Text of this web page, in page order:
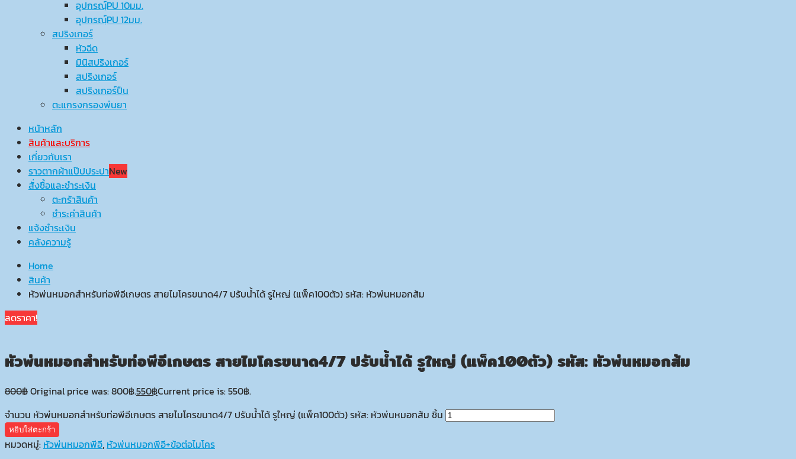
อุปกรณ์ฺPU 10มม.
อุปกรณ์ฺPU 12มม.
สปริงเกอร์
หัวฉีด
มินิสปริงเกอร์
สปริงเกอร์
สปริงเกอร์ปืน
ตะแกรงกรองพ่นยา
หน้าหลัก
สินค้าและบริการ
เกี่ยวกับเรา
ราวตากผ้าแป๊ปประปาNew
สั่งซื้อและชำระเงิน
ตะกร้าสินค้า
ชำระค่าสินค้า
แจ้งชำระเงิน
คลังความรู้
Home
สินค้า
หัวพ่นหมอกสำหรับท่อพีอีเกษตร สายไมโครขนาด4/7 ปรับน้ำได้ รูใหญ่ (แพ็ค100ตัว) รหัส: หัวพ่นหมอกส้ม
ลดราคา!
หัวพ่นหมอกสำหรับท่อพีอีเกษตร สายไมโครขนาด4/7 ปรับน้ำได้ รูใหญ่ (แพ็ค100ตัว) รหัส: หัวพ่นหมอกส้ม
800฿Original price was: 800฿.550฿Current price is: 550฿.
จำนวน หัวพ่นหมอกสำหรับท่อพีอีเกษตร สายไมโครขนาด4/7 ปรับน้ำได้ รูใหญ่ (แพ็ค100ตัว) รหัส: หัวพ่นหมอกส้ม ชิ้น
หยิบใส่ตะกร้า
หมวดหมู่: หัวพ่นหมอกพีอี, หัวพ่นหมอกพีอี+ข้อต่อไมโคร